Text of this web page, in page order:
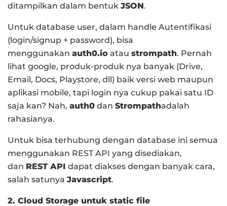
ditampilkan dalam bentuk JSON.
Untuk database user, dalam handle Autentifikasi
(login/signup + password), bisa
menggunakan auth0.io atau strompath. Pernah
lihat google, produk-produk nya banyak (Drive,
Email, Docs, Playstore, dll) baik versi web maupun
aplikasi mobile, tapi login nya cukup pakai satu ID
saja kan? Nah, auth0 dan Strompathadalah
rahasianya.
Untuk bisa terhubung dengan database ini semua
menggunakan REST API yang disediakan,
dan REST API dapat diakses dengan banyak cara,
salah satunya Javascript.
2. Cloud Storage untuk static file